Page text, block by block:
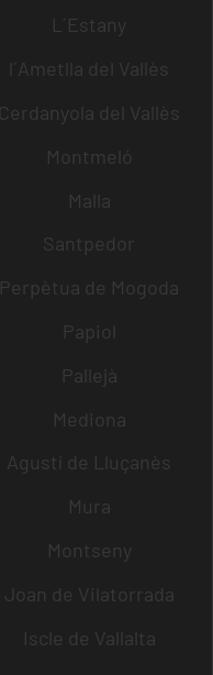
L´Estany
l´Ametlla del Vallès
Cerdanyola del Vallès
Montmeló
Malla
Santpedor
Perpètua de Mogoda
Papiol
Pallejà
Mediona
Agustí de Lluçanès
Mura
Montseny
Joan de Vilatorrada
Iscle de Vallalta